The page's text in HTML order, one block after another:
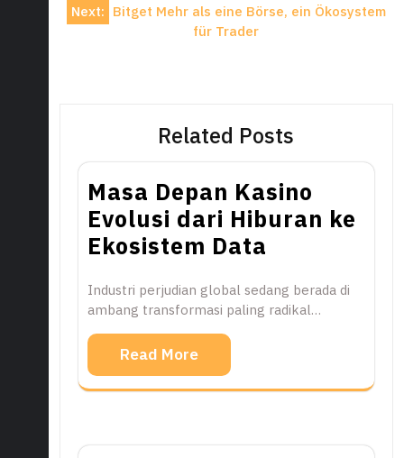
Next: Bitget Mehr als eine Börse, ein Ökosystem
für Trader
Related Posts
Masa Depan Kasino
Evolusi dari Hiburan ke
Ekosistem Data
Industri perjudian global sedang berada di
ambang transformasi paling radikal…
Read More